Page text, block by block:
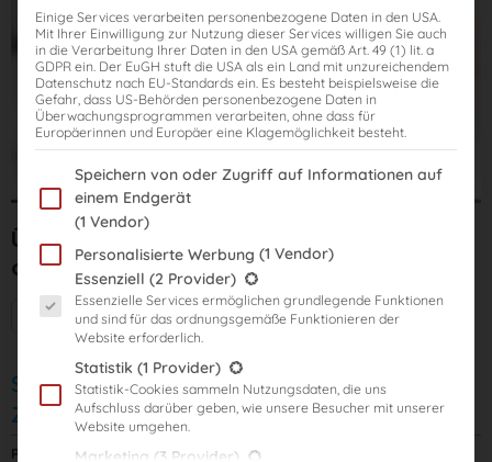
Übungs-Klausuren-Kurs V6: 30 Klausuren
ohne Korrektur mit Rechtsstand: 2025
Mehr Informationen + Starttermine
Start: 03.09.2026
Zugriffsdauer: 2 Jahre
Preis: 1.395,00€
Einige Services verarbeiten personenbezogene Daten in den USA.
Mit Ihrer Einwilligung zur Nutzung dieser Services willigen Sie auch
in die Verarbeitung Ihrer Daten in den USA gemäß Art. 49 (1) lit. a
GDPR ein. Der EuGH stuft die USA als ein Land mit unzureichendem
Datenschutz nach EU-Standards ein. Es besteht beispielsweise die
Gefahr, dass US-Behörden personenbezogene Daten in
Überwachungsprogrammen verarbeiten, ohne dass für
Europäerinnen und Europäer eine Klagemöglichkeit besteht.
Im Folgenden finden Sie eine Liste der Zwecke des IAB
Speichern von oder Zugriff auf Informationen auf
einem Endgerät
(1 Vendor)
Personalisierte Werbung (1 Vendor)
Es folgt eine Liste der Service-Gruppen, für die eine Einwilligung
Essenziell (2 Provider)
Essenzielle Services ermöglichen grundlegende Funktionen
und sind für das ordnungsgemäße Funktionieren der
Website erforderlich.
Statistik (1 Provider)
Statistik-Cookies sammeln Nutzungsdaten, die uns
Aufschluss darüber geben, wie unsere Besucher mit unserer
Website umgehen.
Marketing (3 Provider)